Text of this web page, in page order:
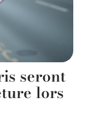
seront
lors